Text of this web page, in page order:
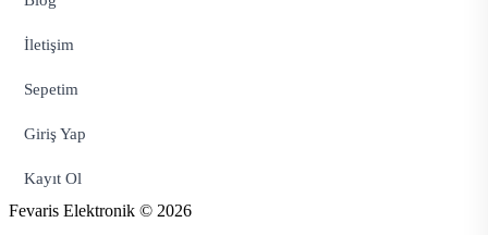
İletişim
Sepetim
Giriş Yap
Kayıt Ol
Fevaris Elektronik © 2026